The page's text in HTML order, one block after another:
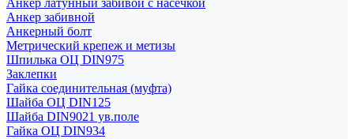
Анкер латунный забивой с насечкой
Анкер забивной
Анкерный болт
Метрический крепеж и метизы
Шпилька ОЦ DIN975
Заклепки
Гайка соединительная (муфта)
Шайба ОЦ DIN125
Шайба DIN9021 ув.поле
Гайка ОЦ DIN934